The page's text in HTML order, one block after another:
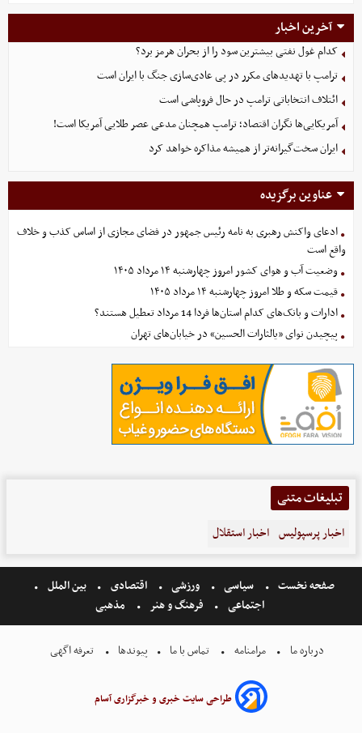
آخرین اخبار
کدام غول نفتی بیشترین سود را از بحران هرمز برد؟
ترامپ با تهدیدهای مکرر در پی عادی‌سازی جنگ با ایران است
ائتلاف انتخاباتی ترامپ در حال فروپاشی است
آمریکایی‌ها نگران اقتصاد؛ ترامپ همچنان مدعی عصر طلایی آمریکا است!
ایران سخت‌گیرانه‌تر از همیشه مذاکره خواهد کرد
عناوین برگزیده
ادعای واکنش رهبری به نامه رئیس جمهور در فضای مجازی از اساس کذب و خلاف
واقع است
وضعیت آب و هوای کشور امروز چهارشنبه ۱۴ مرداد ۱۴۰۵
قیمت سکه و طلا امروز چهارشنبه ۱۴ مرداد ۱۴۰۵
ادارات و بانک‌های کدام استان‌ها فردا 14 مرداد تعطیل هستند؟
پیچیدن نوای «یالثارات الحسین» در خیابان‌های تهران
تبلیغات متنی
اخبار پرسپولیس اخبار استقلال
صفحه نخست سیاسی ورزشی اقتصادی
بین الملل
اجتماعی
فرهنگ و هنر مذهبی
درباره ما مرامنامه تماس با ما پیوندها تعرفه اگهی
طراحی سایت خبری و خبرگزاری آسام